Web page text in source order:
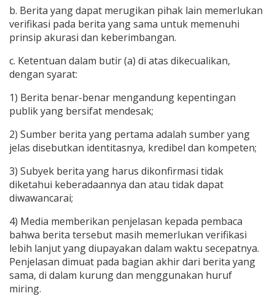
b. Berita yang dapat merugikan pihak lain memerlukan
verifikasi pada berita yang sama untuk memenuhi
prinsip akurasi dan keberimbangan.
c. Ketentuan dalam butir (a) di atas dikecualikan,
dengan syarat:
1) Berita benar-benar mengandung kepentingan
publik yang bersifat mendesak;
2) Sumber berita yang pertama adalah sumber yang
jelas disebutkan identitasnya, kredibel dan kompeten;
3) Subyek berita yang harus dikonfirmasi tidak
diketahui keberadaannya dan atau tidak dapat
diwawancarai;
4) Media memberikan penjelasan kepada pembaca
bahwa berita tersebut masih memerlukan verifikasi
lebih lanjut yang diupayakan dalam waktu secepatnya.
Penjelasan dimuat pada bagian akhir dari berita yang
sama, di dalam kurung dan menggunakan huruf
miring.